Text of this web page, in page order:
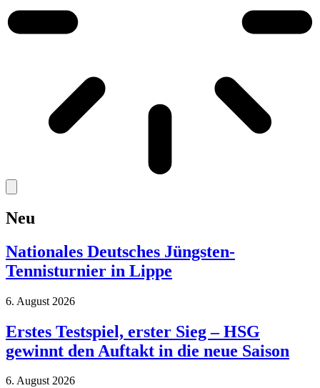
Neu
Nationales Deutsches Jüngsten-
Tennisturnier in Lippe
6. August 2026
Erstes Testspiel, erster Sieg – HSG
gewinnt den Auftakt in die neue Saison
6. August 2026